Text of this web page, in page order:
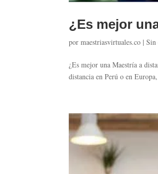
¿Es mejor
pormaestriasvirtuales.co |Sin
¿Es mejor una Maestría a
distancia en Perú o en